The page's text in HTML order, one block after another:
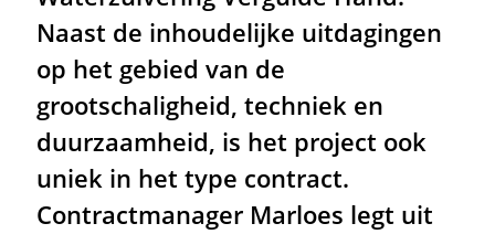
Naast de inhoudelijke uitdagingen
op het gebied van de
grootschaligheid, techniek en
duurzaamheid, is het project ook
uniek in het type contract.
Contractmanager Marloes legt uit